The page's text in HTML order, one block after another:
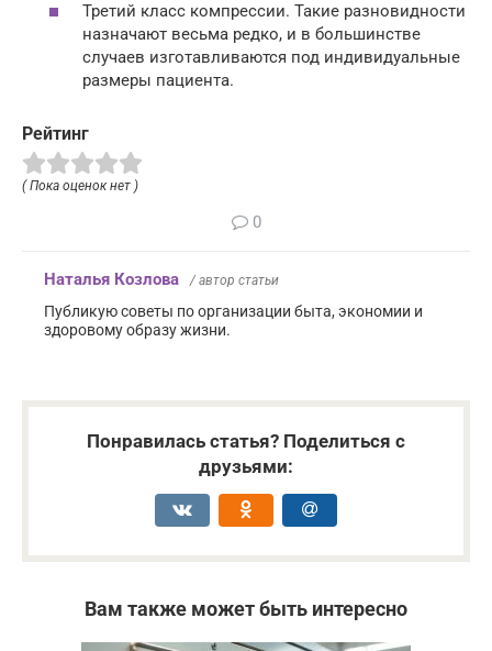
Третий класс компрессии. Такие разновидности
назначают весьма редко, и в большинстве
случаев изготавливаются под индивидуальные
размеры пациента.
Рейтинг
( Пока оценок нет )
0
Наталья Козлова / автор статьи
Публикую советы по организации быта, экономии и
здоровому образу жизни.
Понравилась статья? Поделиться с
друзьями:
Вам также может быть интересно